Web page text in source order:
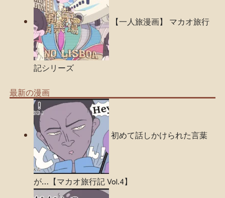
【一人旅漫画】 マカオ旅行
記シリーズ​
最新の漫画
初めて話しかけられた言葉
が…【マカオ旅行記 Vol.4】